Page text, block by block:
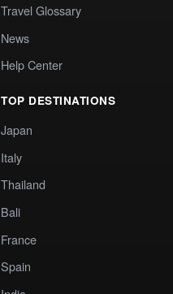
Travel Glossary
News
Help Center
TOP DESTINATIONS
Japan
Italy
Thailand
Bali
France
Spain